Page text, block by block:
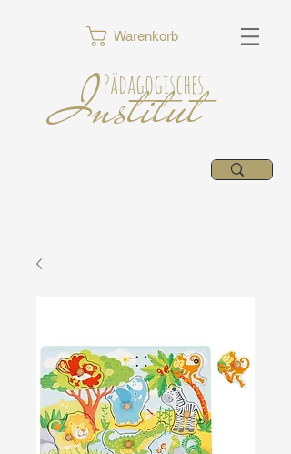
Warenkorb
Pädagogisches
Institut